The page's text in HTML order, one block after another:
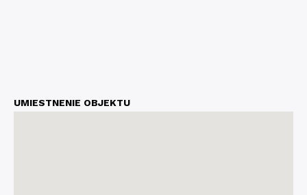
UMIESTNENIE OBJEKTU